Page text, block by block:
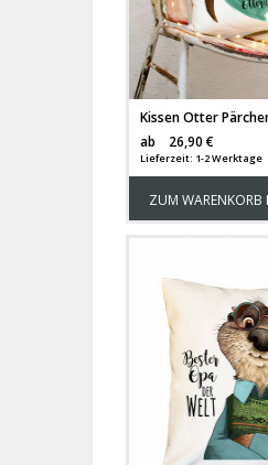
ab
26,90 €
Lieferzeit: 1-2 Werktage
ZUM